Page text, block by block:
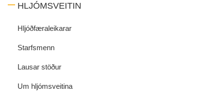
HLJÓMSVEITIN
Hljóðfæraleikarar
Starfsmenn
Lausar stöður
Um hljómsveitina